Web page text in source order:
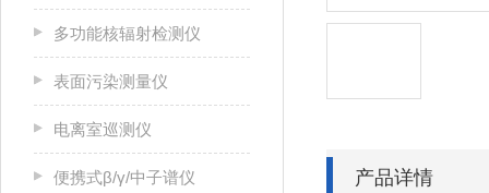
多功能核辐射检测仪
表面污染测量仪
电离室巡测仪
便携式β/γ/中子谱仪 产品详情